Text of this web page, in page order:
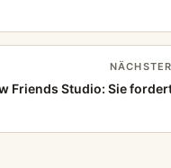
Friends Studio: Sie